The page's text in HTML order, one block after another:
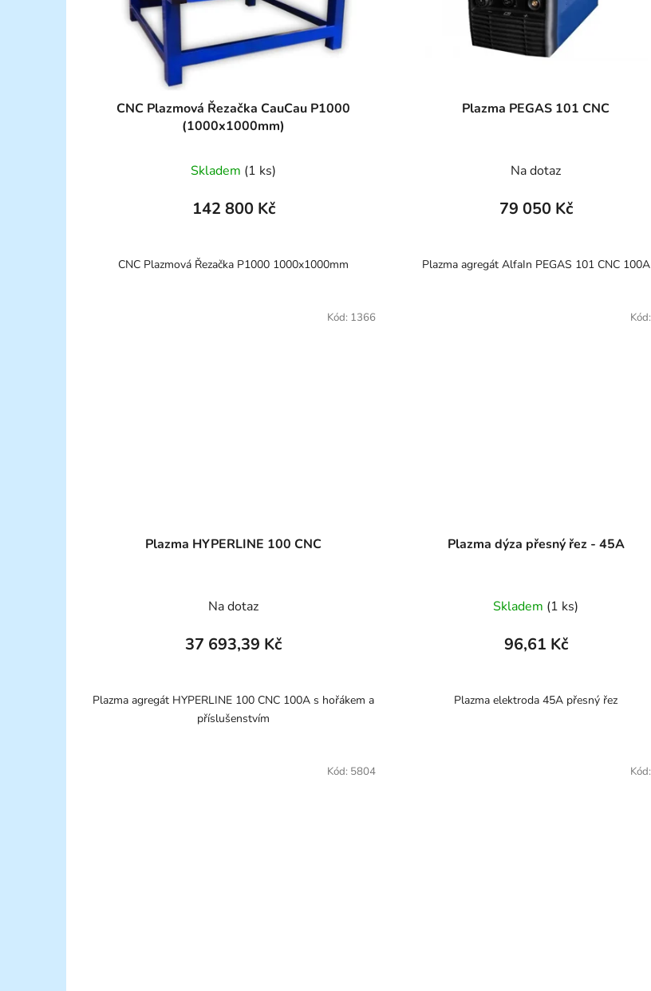
CNC Plazmová Řezačka CauCau P1000
(1000x1000mm)
Skladem (1 ks)
142 800 Kč
CNC Plazmová Řezačka P1000 1000x1000mm
Plazma PEGAS 101 CNC
Na dotaz
79 050 Kč
Plazma agregát AlfaIn PEGAS 101 CNC 100A
Plazma HYPERLINE 100 CNC
Na dotaz
37 693,39 Kč
Plazma agregát HYPERLINE 100 CNC 100A s hořákem a
příslušenstvím
Kód: 1366
Plazma dýza přesný řez - 45A
Skladem (1 ks)
96,61 Kč
Plazma elektroda 45A přesný řez
Kód:
Kód: 5804 Kód: